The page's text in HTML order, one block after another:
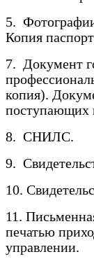
5.
Копия
7. Документ
копия).
поступающих
8. СНИЛС.
9.
10.
11.
печатью
управлении.